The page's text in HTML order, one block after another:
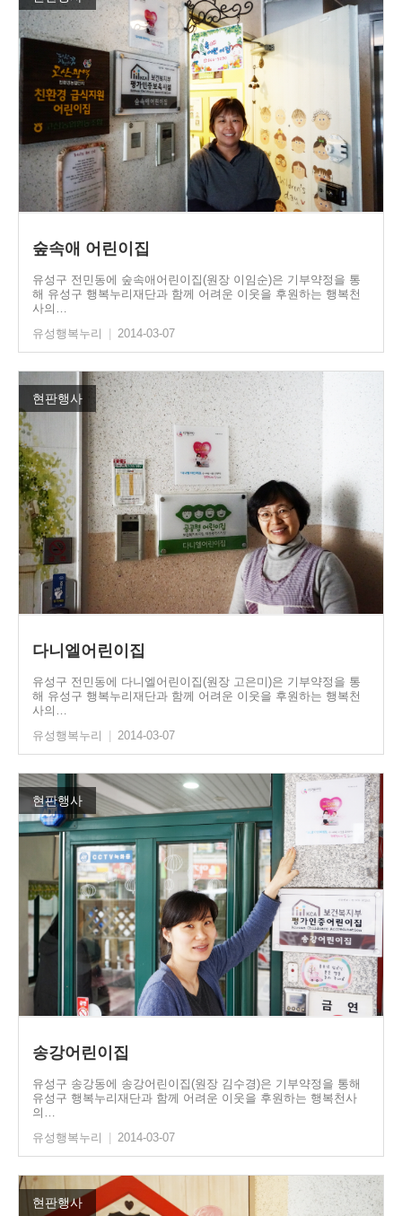
숲속애 어린이집
유성구 전민동에 숲속애어린이집(원장 이임순)은 기부약정을 통
해 유성구 행복누리재단과 함께 어려운 이웃을 후원하는 행복천
사의…
유성행복누리
2014-03-07
현판행사
다니엘어린이집
유성구 전민동에 다니엘어린이집(원장 고은미)은 기부약정을 통
해 유성구 행복누리재단과 함께 어려운 이웃을 후원하는 행복천
사의…
유성행복누리
2014-03-07
현판행사
송강어린이집
유성구 송강동에 송강어린이집(원장 김수경)은 기부약정을 통해
유성구 행복누리재단과 함께 어려운 이웃을 후원하는 행복천사
의…
유성행복누리
| 2014-03-07
현판행사